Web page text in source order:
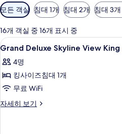
객
실
에
사
용
가
능
한
터
모든 객실 침대 1개 침대 2개 침대 3
16개 객실 중 16개 표시 중
Grand
Deluxe
Skyline
View
King
사
19
Grand Deluxe Skyline View King
4명
킹사이즈침대 1개
무료 WiFi
자세히 보기
Grand